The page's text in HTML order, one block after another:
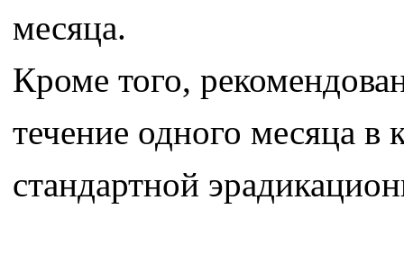
месяца.
Кроме того,
течение одного месяца в
стандартной